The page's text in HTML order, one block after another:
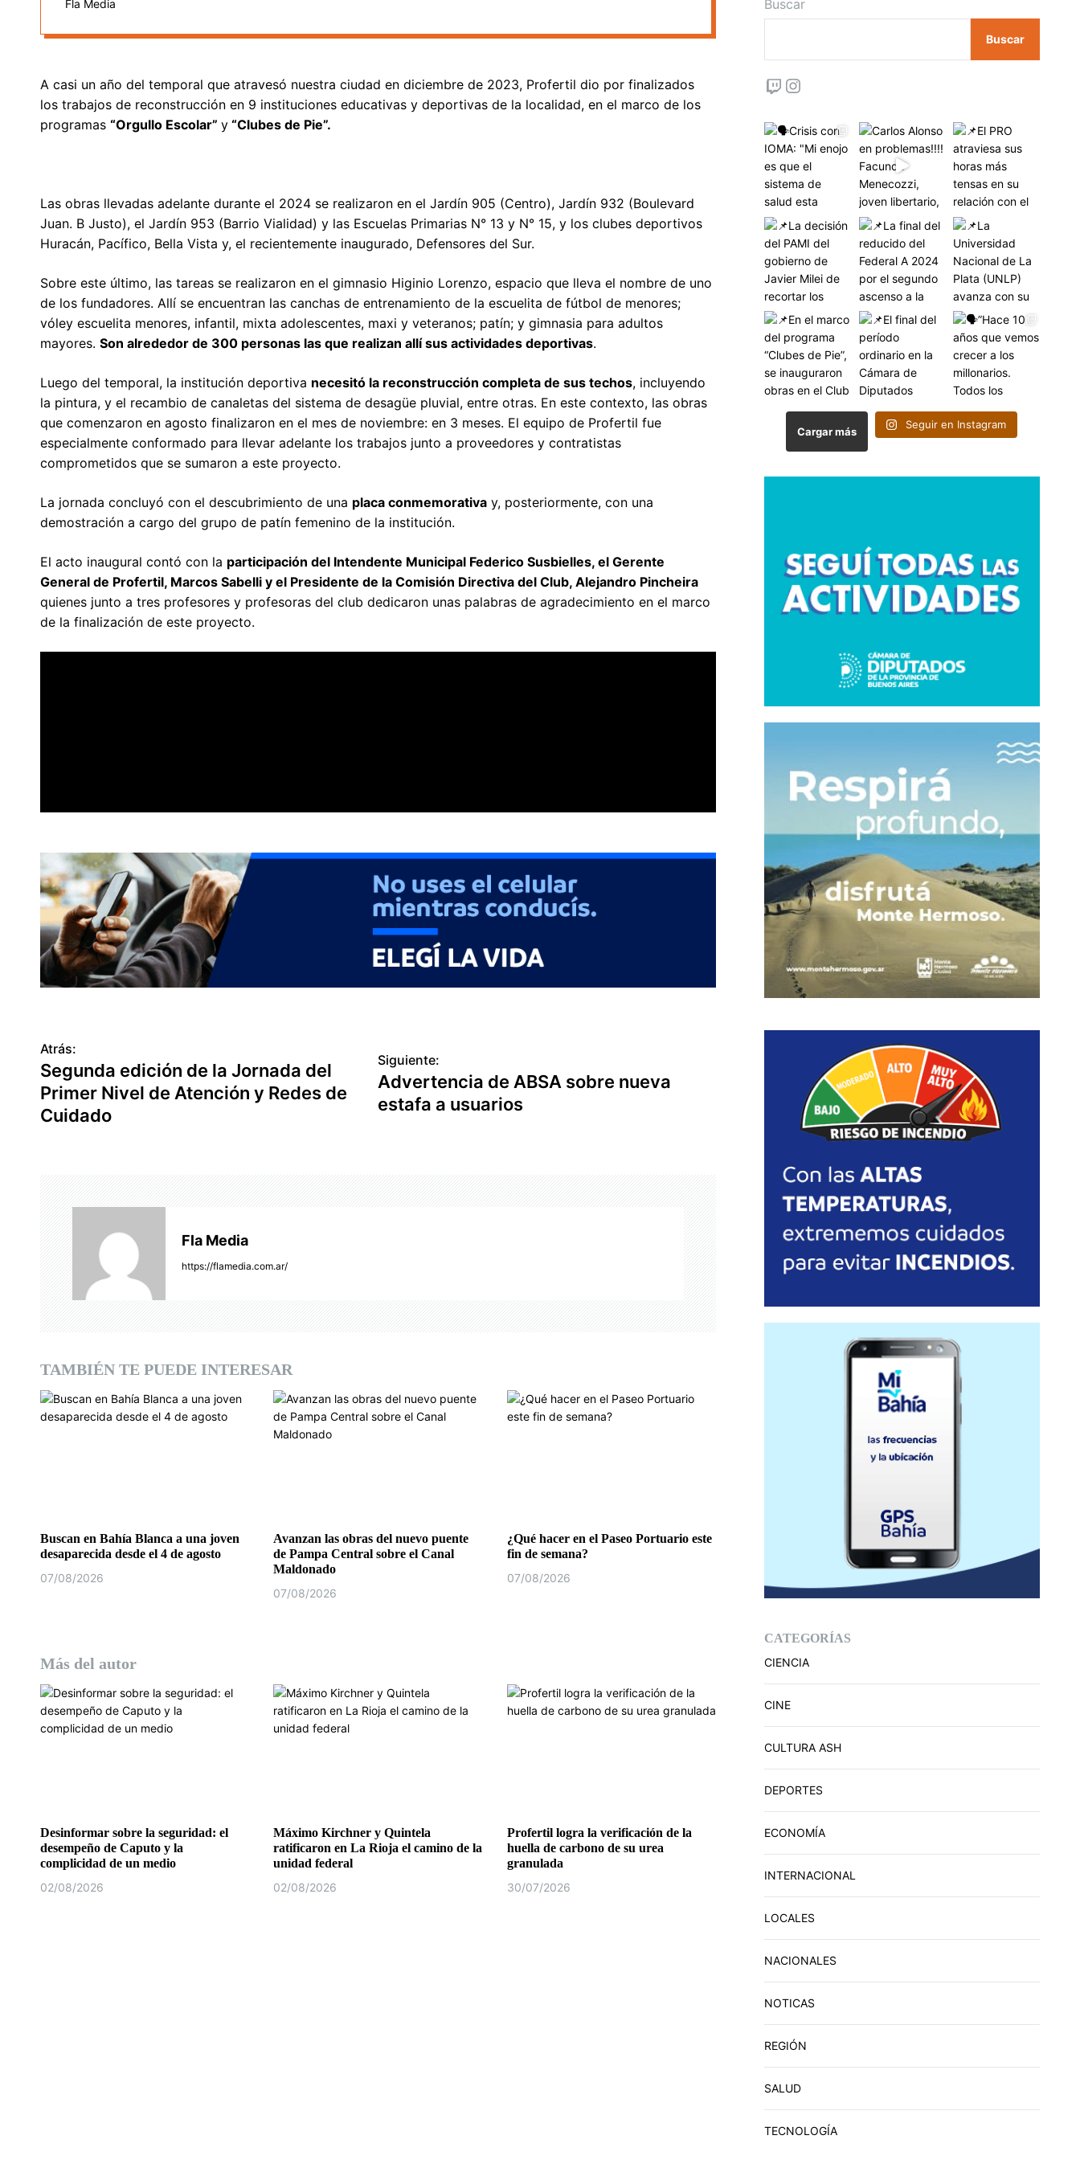
Fla Media
A casi un año del temporal que atravesó nuestra ciudad en diciembre de 2023, Profertil dio por finalizados
los trabajos de reconstrucción en 9 instituciones educativas y deportivas de la localidad, en el marco de los
programas “Orgullo Escolar” y “Clubes de Pie”.
Las obras llevadas adelante durante el 2024 se realizaron en el Jardín 905 (Centro), Jardín 932 (Boulevard
Juan. B Justo), el Jardín 953 (Barrio Vialidad) y las Escuelas Primarias N° 13 y N° 15, y los clubes deportivos
Huracán, Pacífico, Bella Vista y, el recientemente inaugurado, Defensores del Sur.
Sobre este último, las tareas se realizaron en el gimnasio Higinio Lorenzo, espacio que lleva el nombre de uno
de los fundadores. Allí se encuentran las canchas de entrenamiento de la escuelita de fútbol de menores;
vóley escuelita menores, infantil, mixta adolescentes, maxi y veteranos; patín; y gimnasia para adultos
mayores. Son alrededor de 300 personas las que realizan allí sus actividades deportivas.
Luego del temporal, la institución deportiva necesitó la reconstrucción completa de sus techos, incluyendo
la pintura, y el recambio de canaletas del sistema de desagüe pluvial, entre otras. En este contexto, las obras
que comenzaron en agosto finalizaron en el mes de noviembre: en 3 meses. El equipo de Profertil fue
especialmente conformado para llevar adelante los trabajos junto a proveedores y contratistas
comprometidos que se sumaron a este proyecto.
La jornada concluyó con el descubrimiento de una placa conmemorativa y, posteriormente, con una
demostración a cargo del grupo de patín femenino de la institución.
El acto inaugural contó con la participación del Intendente Municipal Federico Susbielles, el Gerente
General de Profertil, Marcos Sabelli y el Presidente de la Comisión Directiva del Club, Alejandro Pincheira
quienes junto a tres profesores y profesoras del club dedicaron unas palabras de agradecimiento en el marco
de la finalización de este proyecto.
N
a
v
e
e
a
d
Atrás:
Segunda edición de la Jornada del
Primer Nivel de Atención y Redes de
Cuidado
Siguiente:
Advertencia de ABSA sobre nueva
estafa a usuarios
Fla Media
https://flamedia.com.ar/
TAMBIÉN TE PUEDE INTERESAR
Buscan en Bahía Blanca a una joven
desaparecida desde el 4 de agosto
07/08/2026
Avanzan las obras del nuevo puente
de Pampa Central sobre el Canal
Maldonado
07/08/2026
¿Qué hacer en el Paseo Portuario este
fin de semana?
07/08/2026
Más del autor
Desinformar sobre la seguridad: el
desempeño de Caputo y la
complicidad de un medio
02/08/2026
Máximo Kirchner y Quintela
ratificaron en La Rioja el camino de la
unidad federal
02/08/2026
Profertil logra la verificación de la
huella de carbono de su urea
granulada
30/07/2026
Buscar
Buscar
Twitch
Cargar más
Seguir en Instagram
CATEGORÍAS
CIENCIA
CINE
CULTURA ASH
DEPORTES
ECONOMÍA
INTERNACIONAL
LOCALES
NACIONALES
NOTICAS
REGIÓN
SALUD
TECNOLOGÍA